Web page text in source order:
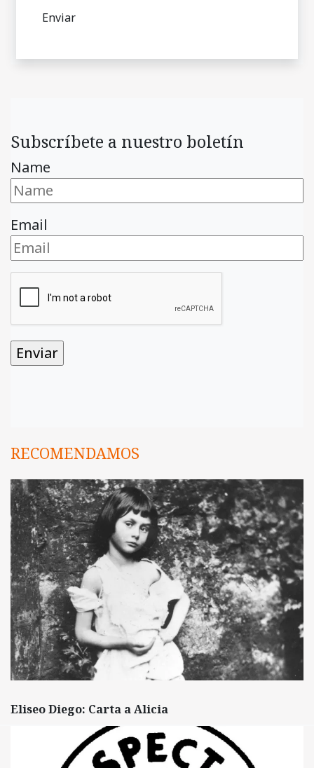
Subscríbete a nuestro boletín
Name
Email
RECOMENDAMOS
Eliseo Diego: Carta a Alicia